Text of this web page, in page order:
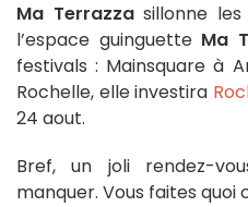
Ma Terrazzasillonne les
l’espace guinguette Ma
festivals : Mainsquare à
Rochelle, elle investira
24 aout.
Bref, un joli rendez-
manquer. Vous faites quoi